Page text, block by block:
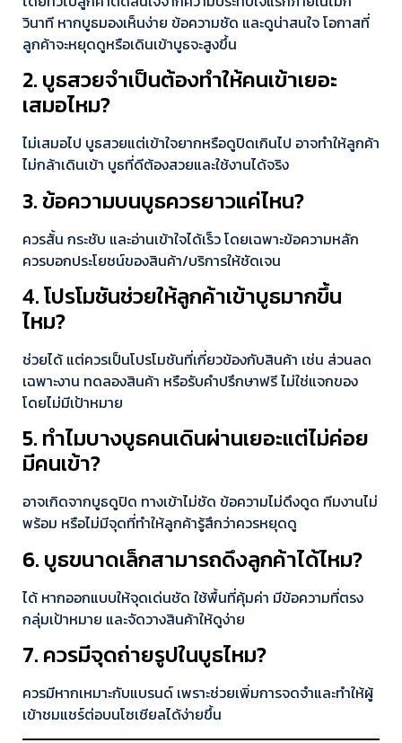
วินาที หากบูธมองเห็นง่าย ข้อความชัด และดูน่าสนใจ โอกาสที่
ลูกค้าจะหยุดดูหรือเดินเข้าบูธจะสูงขึ้น
2. บูธสวยจำเป็นต้องทำให้คนเข้าเยอะ
เสมอไหม?
ไม่เสมอไป บูธสวยแต่เข้าใจยากหรือดูปิดเกินไป อาจทำให้ลูกค้า
ไม่กล้าเดินเข้า บูธที่ดีต้องสวยและใช้งานได้จริง
3. ข้อความบนบูธควรยาวแค่ไหน?
ควรสั้น กระชับ และอ่านเข้าใจได้เร็ว โดยเฉพาะข้อความหลัก
ควรบอกประโยชน์ของสินค้า/บริการให้ชัดเจน
4. โปรโมชันช่วยให้ลูกค้าเข้าบูธมากขึ้น
ไหม?
ช่วยได้ แต่ควรเป็นโปรโมชันที่เกี่ยวข้องกับสินค้า เช่น ส่วนลด
เฉพาะงาน ทดลองสินค้า หรือรับคำปรึกษาฟรี ไม่ใช่แจกของ
โดยไม่มีเป้าหมาย
5. ทำไมบางบูธคนเดินผ่านเยอะแต่ไม่ค่อย
มีคนเข้า?
อาจเกิดจากบูธดูปิด ทางเข้าไม่ชัด ข้อความไม่ดึงดูด ทีมงานไม่
พร้อม หรือไม่มีจุดที่ทำให้ลูกค้ารู้สึกว่าควรหยุดดู
6. บูธขนาดเล็กสามารถดึงลูกค้าได้ไหม?
ได้ หากออกแบบให้จุดเด่นชัด ใช้พื้นที่คุ้มค่า มีข้อความที่ตรง
กลุ่มเป้าหมาย และจัดวางสินค้าให้ดูง่าย
7. ควรมีจุดถ่ายรูปในบูธไหม?
ควรมีหากเหมาะกับแบรนด์ เพราะช่วยเพิ่มการจดจำและทำให้ผู้
เข้าชมแชร์ต่อบนโซเชียลได้ง่ายขึ้น